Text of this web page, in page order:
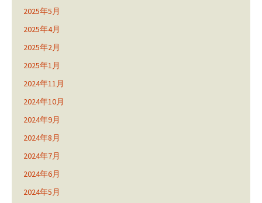
2025年5月
2025年4月
2025年2月
2025年1月
2024年11月
2024年10月
2024年9月
2024年8月
2024年7月
2024年6月
2024年5月